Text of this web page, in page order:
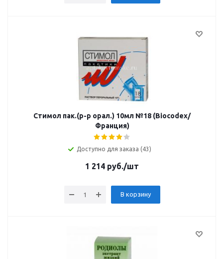
Стимол пак.(р-р орал.) 10мл №18 (Biocodex/
Франция)
Доступно для заказа (43)
1 214 руб./шт
В корзину